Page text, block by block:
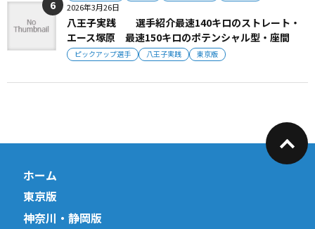
2026年3月26日
八王子実践 選手紹介最速140キロのストレート・
エース塚原 最速150キロのポテンシャル型・座間
ピックアップ選手 八王子実践 東京版
ホーム
東京版
神奈川・静岡版